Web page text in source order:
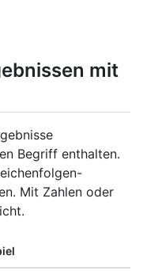
mit
Begriff enthalten.
Mit Zahlen oder